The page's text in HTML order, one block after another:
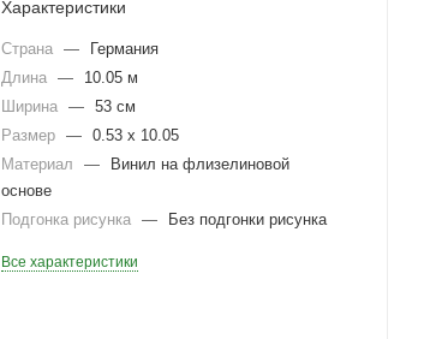
Характеристики
Страна —
Германия
Длина —
10.05 м
Ширина — 53 см
Размер — 0.53 x 10.05
Материал
—
Винил на флизелиновой
основе
Подгонка рисунка — Без подгонки рисунка
Все характеристики